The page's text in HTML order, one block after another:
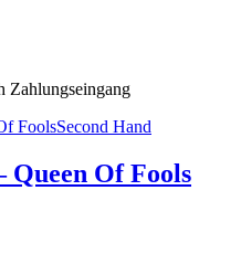
Zahlungseingang
Second Hand
Queen Of Fools